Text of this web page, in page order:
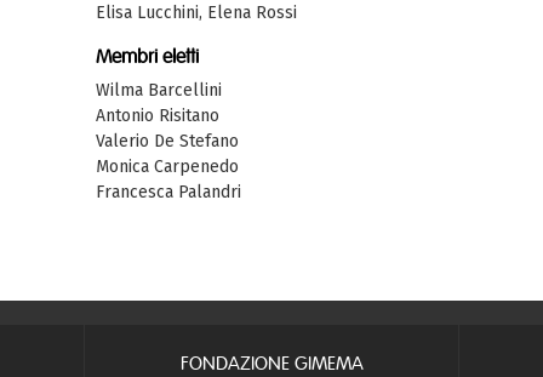
Elisa Lucchini, Elena Rossi
Membri eletti
Wilma Barcellini
Antonio Risitano
Valerio De Stefano
Monica Carpenedo
Francesca Palandri
FONDAZIONE GIMEMA